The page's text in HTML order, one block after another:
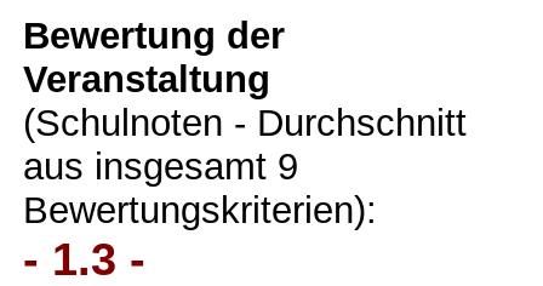
Bewertung der
Veranstaltung
(Schulnoten - Durchschnitt
aus insgesamt 9
Bewertungskriterien):
- 1.3 -